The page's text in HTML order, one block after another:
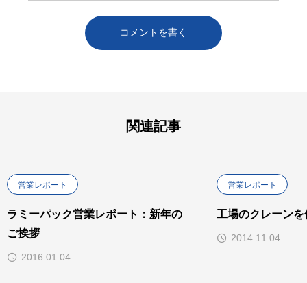
関連記事
営業レポート
ラミーパック営業レポート：新年の
ご挨拶
2016.01.04
営業レポート
工場のクレーン
2014.11.04